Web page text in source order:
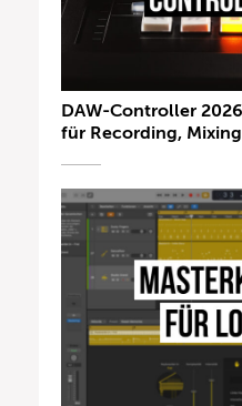
DAW-Controller
für Recording,